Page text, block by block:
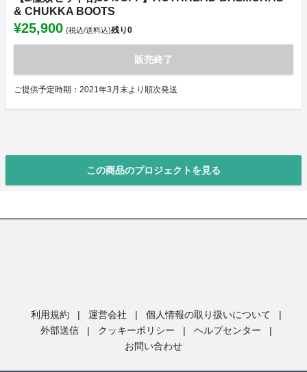
& CHUKKA BOOTS
¥25,900 (税込/送料込)残り0
販売終了
ご提供予定時期：2021年3月末より順次発送
この商品のプロジェクトを見る
利用規約 | 運営会社 | 個人情報の取り扱いについて
|
外部送信
| クッキーポリシー | ヘルプセンター
|
お問い合わせ